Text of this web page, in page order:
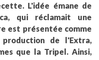
L'idée émane de
qui réclamait une
est présentée comme
de l'Extra,
que la Tripel. Ainsi,